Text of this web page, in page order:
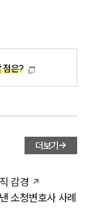
점은?
더보기
감경
소청변호사 사례